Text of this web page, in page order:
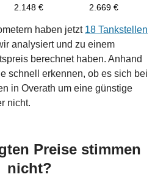
2.148 € 2.669 €
haben jetzt 18 Tankstellen
analysiert und zu einem
berechnet haben. Anhand
schnell erkennen, ob es sich bei
in Overath um eine günstige
nicht.
Preise stimmen
nicht?